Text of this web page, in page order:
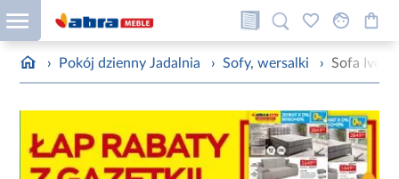
› Pokój dzienny Jadalnia › Sofy, wersalki › Sofa Ivo